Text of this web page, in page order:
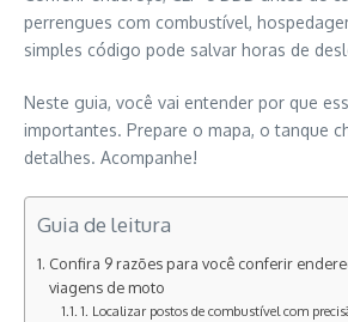
perrengues com combustível,
simples código pode salvar horas de
Neste guia, você vai entender por que
importantes. Prepare o mapa, o tanque
detalhes. Acompanhe!
Guia de leitura
Confira 9 razões para você conferir
viagens de moto
1. Localizar postos de combustível com